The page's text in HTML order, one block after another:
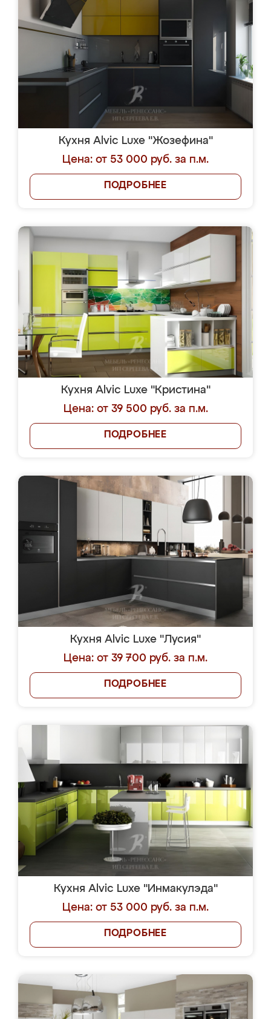
Кухня Alvic Luxe "Жозефина"
Цена: от 53 000 руб. за п.м.
ПОДРОБНЕЕ
Кухня Alvic Luxe "Кристина"
Цена: от 39 500 руб. за п.м.
ПОДРОБНЕЕ
Кухня Alvic Luxe "Лусия"
Цена: от 39 700 руб. за п.м.
ПОДРОБНЕЕ
Кухня Alvic Luxe "Инмакулэда"
Цена: от 53 000 руб. за п.м.
ПОДРОБНЕЕ